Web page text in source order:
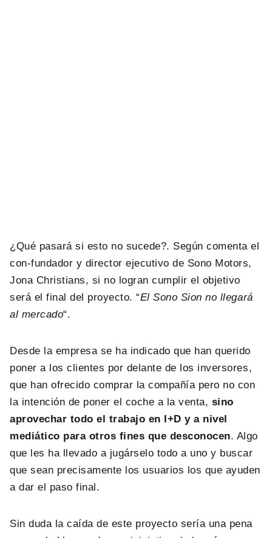
¿Qué pasará si esto no sucede?. Según comenta el
con-fundador y director ejecutivo de Sono Motors,
Jona Christians, si no logran cumplir el objetivo
será el final del proyecto. “El Sono Sion no llegará
al mercado“.
Desde la empresa se ha indicado que han querido
poner a los clientes por delante de los inversores,
que han ofrecido comprar la compañía pero no con
la intención de poner el coche a la venta, sino
aprovechar todo el trabajo en I+D y a nivel
mediático para otros fines que desconocen. Algo
que les ha llevado a jugárselo todo a uno y buscar
que sean precisamente los usuarios los que ayuden
a dar el paso final.
Sin duda la caída de este proyecto sería una pena